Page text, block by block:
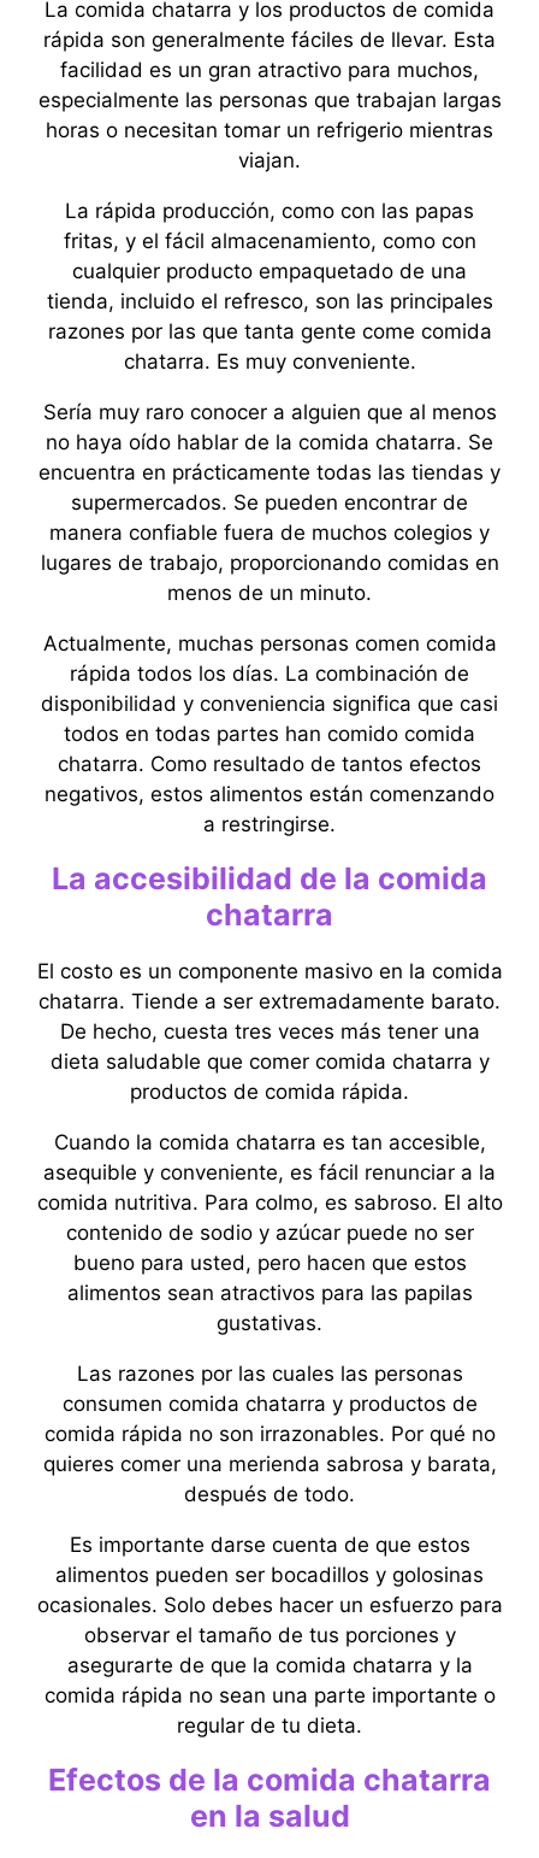
La comida chatarra y los productos de comida
rápida son generalmente fáciles de llevar. Esta
facilidad es un gran atractivo para muchos,
especialmente las personas que trabajan largas
horas o necesitan tomar un refrigerio mientras
viajan.
La rápida producción, como con las papas
fritas, y el fácil almacenamiento, como con
cualquier producto empaquetado de una
tienda, incluido el refresco, son las principales
razones por las que tanta gente come comida
chatarra. Es muy conveniente.
Sería muy raro conocer a alguien que al menos
no haya oído hablar de la comida chatarra. Se
encuentra en prácticamente todas las tiendas y
supermercados. Se pueden encontrar de
manera confiable fuera de muchos colegios y
lugares de trabajo, proporcionando comidas en
menos de un minuto.
Actualmente, muchas personas comen comida
rápida todos los días. La combinación de
disponibilidad y conveniencia significa que casi
todos en todas partes han comido comida
chatarra. Como resultado de tantos efectos
negativos, estos alimentos están comenzando
a restringirse.
La accesibilidad de la comida
chatarra
El costo es un componente masivo en la comida
chatarra. Tiende a ser extremadamente barato.
De hecho, cuesta tres veces más tener una
dieta saludable que comer comida chatarra y
productos de comida rápida.
Cuando la comida chatarra es tan accesible,
asequible y conveniente, es fácil renunciar a la
comida nutritiva. Para colmo, es sabroso. El alto
contenido de sodio y azúcar puede no ser
bueno para usted, pero hacen que estos
alimentos sean atractivos para las papilas
gustativas.
Las razones por las cuales las personas
consumen comida chatarra y productos de
comida rápida no son irrazonables. Por qué no
quieres comer una merienda sabrosa y barata,
después de todo.
Es importante darse cuenta de que estos
alimentos pueden ser bocadillos y golosinas
ocasionales. Solo debes hacer un esfuerzo para
observar el tamaño de tus porciones y
asegurarte de que la comida chatarra y la
comida rápida no sean una parte importante o
regular de tu dieta.
Efectos de la comida chatarra
en la salud